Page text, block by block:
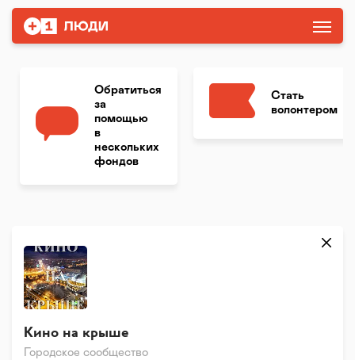
Обратиться
за
помощью
в
нескольких
фондов
Стать
волонтером
Городское сообщество
Кино на крыше